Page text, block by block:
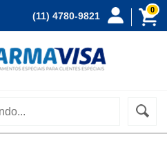
0
(11) 4780-9821